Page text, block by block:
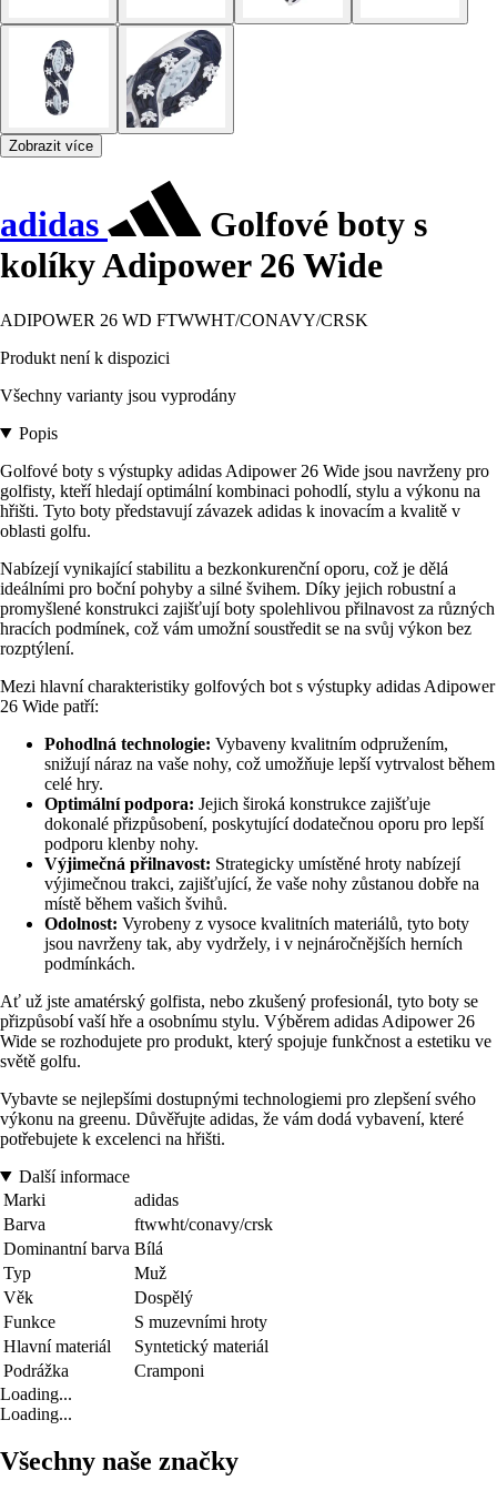
Zobrazit více
adidas
Golfové boty s
kolíky Adipower 26 Wide
ADIPOWER 26 WD FTWWHT/CONAVY/CRSK
Produkt není k dispozici
Všechny varianty jsou vyprodány
Popis
Golfové boty s výstupky adidas Adipower 26 Wide jsou navrženy pro
golfisty, kteří hledají optimální kombinaci pohodlí, stylu a výkonu na
hřišti. Tyto boty představují závazek adidas k inovacím a kvalitě v
oblasti golfu.
Nabízejí vynikající stabilitu a bezkonkurenční oporu, což je dělá
ideálními pro boční pohyby a silné švihem. Díky jejich robustní a
promyšlené konstrukci zajišťují boty spolehlivou přilnavost za různých
hracích podmínek, což vám umožní soustředit se na svůj výkon bez
rozptýlení.
Mezi hlavní charakteristiky golfových bot s výstupky adidas Adipower
26 Wide patří:
Pohodlná technologie: Vybaveny kvalitním odpružením,
snižují náraz na vaše nohy, což umožňuje lepší vytrvalost během
celé hry.
Optimální podpora: Jejich široká konstrukce zajišťuje
dokonalé přizpůsobení, poskytující dodatečnou oporu pro lepší
podporu klenby nohy.
Výjimečná přilnavost: Strategicky umístěné hroty nabízejí
výjimečnou trakci, zajišťující, že vaše nohy zůstanou dobře na
místě během vašich švihů.
Odolnost: Vyrobeny z vysoce kvalitních materiálů, tyto boty
jsou navrženy tak, aby vydržely, i v nejnáročnějších herních
podmínkách.
Ať už jste amatérský golfista, nebo zkušený profesionál, tyto boty se
přizpůsobí vaší hře a osobnímu stylu. Výběrem adidas Adipower 26
Wide se rozhodujete pro produkt, který spojuje funkčnost a estetiku ve
světě golfu.
Vybavte se nejlepšími dostupnými technologiemi pro zlepšení svého
výkonu na greenu. Důvěřujte adidas, že vám dodá vybavení, které
potřebujete k excelenci na hřišti.
Další informace
Marki
adidas
Barva
ftwwht/conavy/crsk
Dominantní barva Bílá
Typ
Muž
Věk
Dospělý
Funkce
S muzevními hroty
Hlavní materiál
Syntetický materiál
Podrážka
Cramponi
Loading...
Loading...
Všechny naše značky